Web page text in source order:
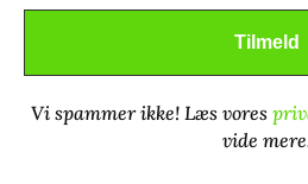
Afvis
Se
Vi spammer ikke! Læs vores
vide
Dansk
Counterpoint /